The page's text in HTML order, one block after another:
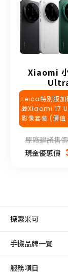
Xiaomi
Leica特別版加
🎁Xiaomi 17
影像套裝 (價
原廠建議售
現金優惠價
探索米可
手機品牌一覽
服務項目